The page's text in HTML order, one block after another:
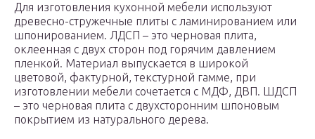
Для изготовления кухонной мебели используют
древесно-стружечные плиты с ламинированием или
шпонированием. ЛДСП – это черновая плита,
оклеенная с двух сторон под горячим давлением
пленкой. Материал выпускается в широкой
цветовой, фактурной, текстурной гамме, при
изготовлении мебели сочетается с МДФ, ДВП. ШДСП
– это черновая плита с двухсторонним шпоновым
покрытием из натурального дерева.